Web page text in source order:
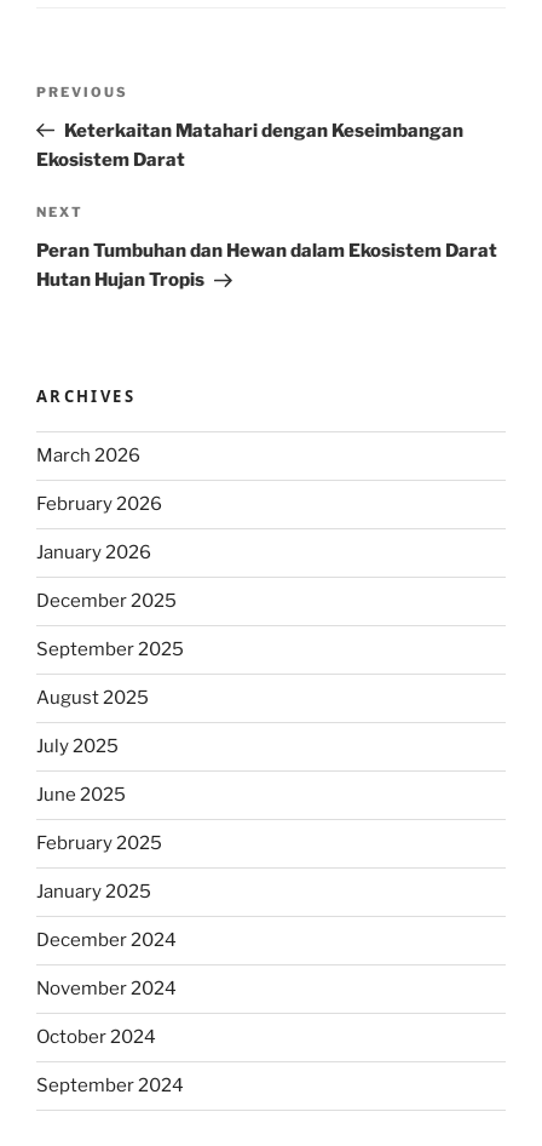
Previous
Post
PREVIOUS
Keterkaitan Matahari dengan Keseimbangan
Ekosistem Darat
Next
Post
NEXT
Peran Tumbuhan dan Hewan dalam Ekosistem Darat
Hutan Hujan Tropis
ARCHIVES
March 2026
February 2026
January 2026
December 2025
September 2025
August 2025
July 2025
June 2025
February 2025
January 2025
December 2024
November 2024
October 2024
September 2024